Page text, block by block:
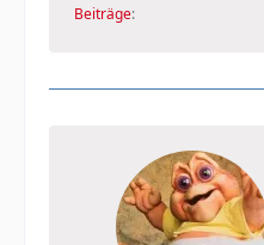
Beiträge